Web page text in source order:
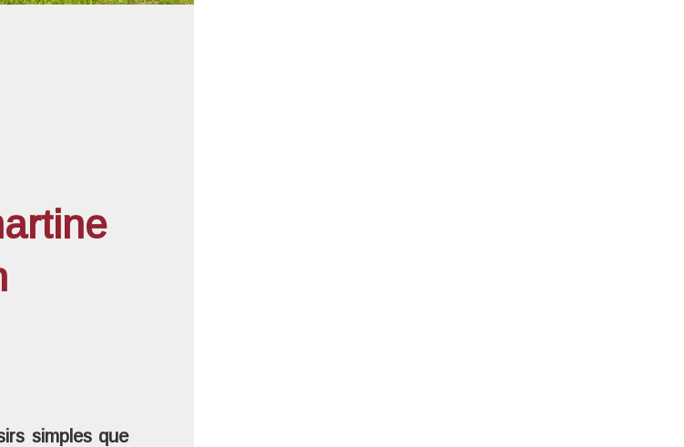
simples que